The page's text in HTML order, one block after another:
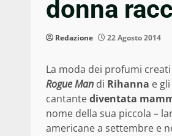
donna
Redazione 22 Agosto 2014
La moda dei profumi
Rogue Man di Rihanna e gli
cantantediventata
nome della sua piccola –
americane a settembre e